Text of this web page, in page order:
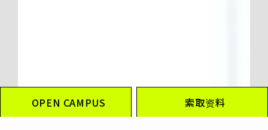
OPEN CAMPUS 索取资料